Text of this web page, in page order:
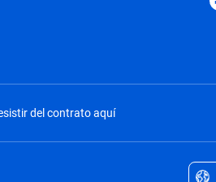
del contrato aquí